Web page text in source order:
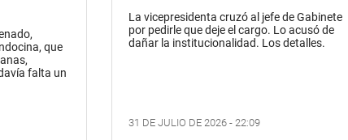
que
falta un
La vicepresidenta cruzó al jefe de Gabinete
por pedirle que deje el cargo. Lo acusó de
dañar la institucionalidad. Los detalles.
31 DE JULIO DE 2026 - 22:09